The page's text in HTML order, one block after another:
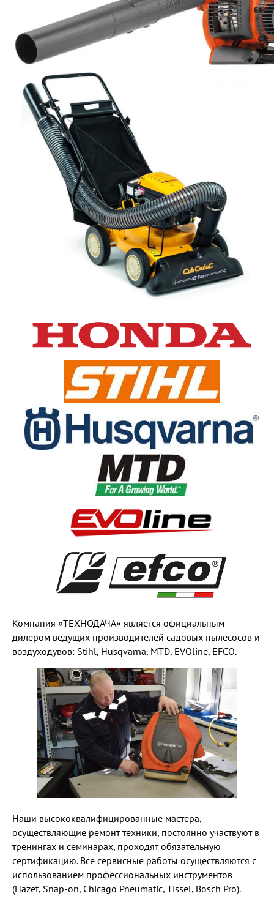
Компания «ТЕХНОДАЧА» является официальным
дилером ведущих производителей садовых пылесосов и
воздуходувов: Stihl, Husqvarna, MTD, EVOline, EFCO.
Наши высококвалифицированные мастера,
осуществляющие ремонт техники, постоянно участвуют в
тренингах и семинарах, проходят обязательную
сертификацию. Все сервисные работы осуществляются с
использованием профессиональных инструментов
(Hazet, Snap-on, Chicago Pneumatic, Tissel, Bosch Pro).